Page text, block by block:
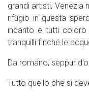
grandi artisti, Venezia
rifugio in questa
incanto e tutti coloro
tranquilli finché le
Da romano, seppur
Tutto quello che si